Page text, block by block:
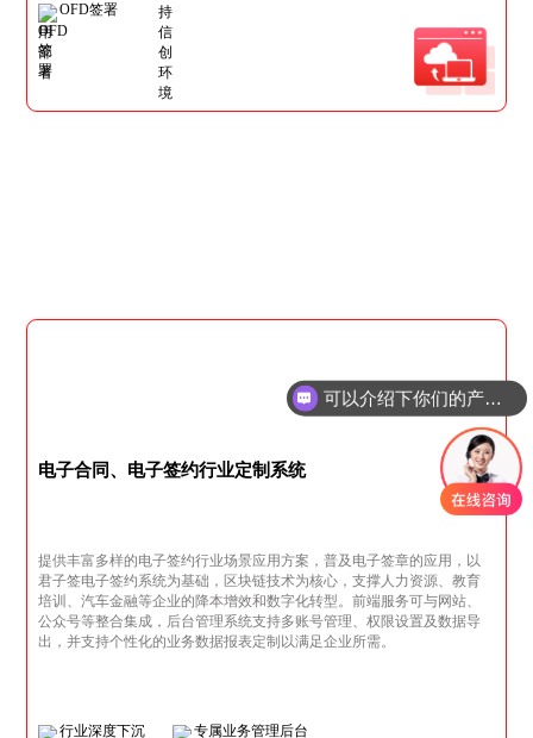
OFD签署
电子合同、电子签约行业定制系统
提供丰富多样的电子签约行业场景应用方案，普及电子签章的应用，以
君子签电子签约系统为基础，区块链技术为核心，支撑人力资源、教育
培训、汽车金融等企业的降本增效和数字化转型。前端服务可与网站、
公众号等整合集成，后台管理系统支持多账号管理、权限设置及数据导
出，并支持个性化的业务数据报表定制以满足企业所需。
行业深度下沉 专属业务管理后台
可以介绍下你们的产品么